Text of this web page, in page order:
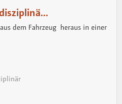
dem Fahrzeug heraus in einer